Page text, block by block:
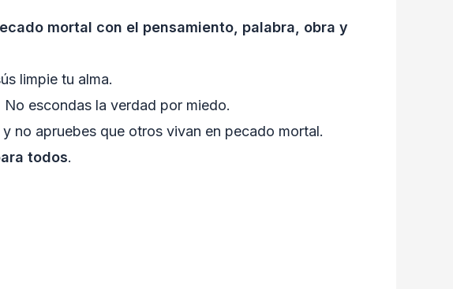
mortal con el pensamiento, palabra, obra y
limpie tu alma.
escondas la verdad por miedo.
no apruebes que otros vivan en pecado mortal.
todos.